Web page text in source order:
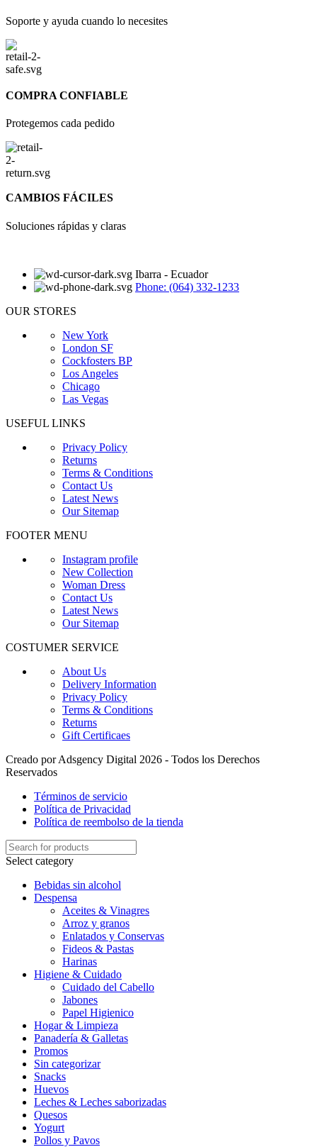
Soporte y ayuda cuando lo necesites
COMPRA CONFIABLE
Protegemos cada pedido
CAMBIOS FÁCILES
Soluciones rápidas y claras
Ibarra - Ecuador
Phone: (064) 332-1233
OUR STORES
New York
London SF
Cockfosters BP
Los Angeles
Chicago
Las Vegas
USEFUL LINKS
Privacy Policy
Returns
Terms & Conditions
Contact Us
Latest News
Our Sitemap
FOOTER MENU
Instagram profile
New Collection
Woman Dress
Contact Us
Latest News
Our Sitemap
COSTUMER SERVICE
About Us
Delivery Information
Privacy Policy
Terms & Conditions
Returns
Gift Certificaes
Creado por Adsgency Digital 2026 - Todos los Derechos
Reservados
Términos de servicio
Política de Privacidad
Política de reembolso de la tienda
Select category
Bebidas sin alcohol
Despensa
Aceites & Vinagres
Arroz y granos
Enlatados y Conservas
Fideos & Pastas
Harinas
Higiene & Cuidado
Cuidado del Cabello
Jabones
Papel Higienico
Hogar & Limpieza
Panadería & Galletas
Promos
Sin categorizar
Snacks
Huevos
Leches & Leches saborizadas
Quesos
Yogurt
Pollos y Pavos